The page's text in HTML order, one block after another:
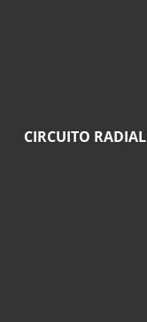
CIRCUITO RADIAL